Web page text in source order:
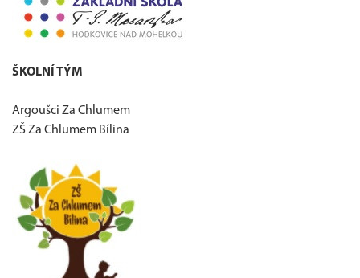
ŠKOLNÍ TÝM
Argoušci Za Chlumem
ZŠ Za Chlumem Bílina